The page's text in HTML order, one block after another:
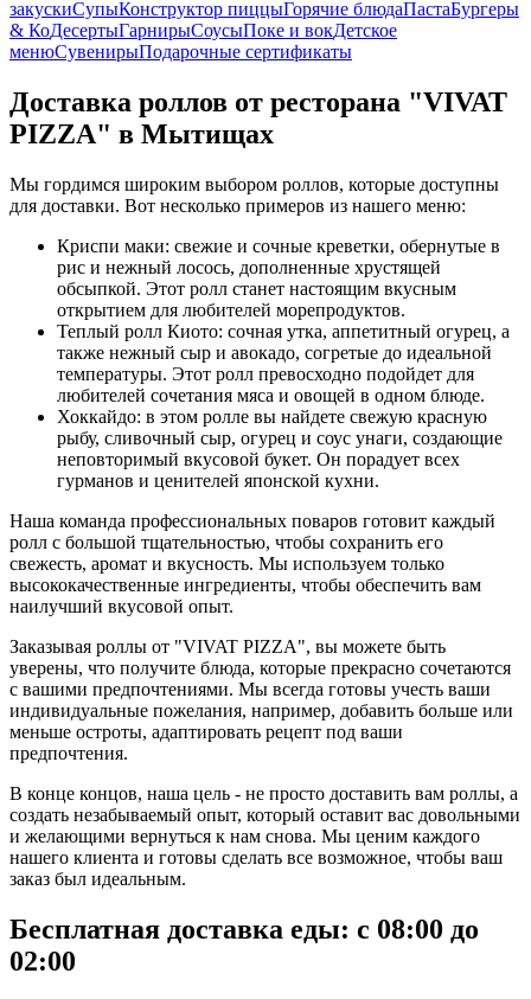
закускиСупыКонструктор пиццыГорячие блюдаПастаБургеры
& КоДесертыГарнирыСоусыПоке и вокДетское
менюСувенирыПодарочные сертификаты
Доставка роллов от ресторана "VIVAT
PIZZA" в Мытищах
Мы гордимся широким выбором роллов, которые доступны
для доставки. Вот несколько примеров из нашего меню:
Криспи маки: свежие и сочные креветки, обернутые в
рис и нежный лосось, дополненные хрустящей
обсыпкой. Этот ролл станет настоящим вкусным
открытием для любителей морепродуктов.
Теплый ролл Киото: сочная утка, аппетитный огурец, а
также нежный сыр и авокадо, согретые до идеальной
температуры. Этот ролл превосходно подойдет для
любителей сочетания мяса и овощей в одном блюде.
Хоккайдо: в этом ролле вы найдете свежую красную
рыбу, сливочный сыр, огурец и соус унаги, создающие
неповторимый вкусовой букет. Он порадует всех
гурманов и ценителей японской кухни.
Наша команда профессиональных поваров готовит каждый
ролл с большой тщательностью, чтобы сохранить его
свежесть, аромат и вкусность. Мы используем только
высококачественные ингредиенты, чтобы обеспечить вам
наилучший вкусовой опыт.
Заказывая роллы от "VIVAT PIZZA", вы можете быть
уверены, что получите блюда, которые прекрасно сочетаются
с вашими предпочтениями. Мы всегда готовы учесть ваши
индивидуальные пожелания, например, добавить больше или
меньше остроты, адаптировать рецепт под ваши
предпочтения.
В конце концов, наша цель - не просто доставить вам роллы, а
создать незабываемый опыт, который оставит вас довольными
и желающими вернуться к нам снова. Мы ценим каждого
нашего клиента и готовы сделать все возможное, чтобы ваш
заказ был идеальным.
Бесплатная доставка еды: с 08:00 до
02:00